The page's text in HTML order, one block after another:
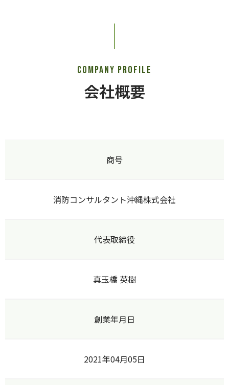
COMPANY PROFILE
会社概要
商号
消防コンサルタント沖縄株式会社
代表取締役
真玉橋 英樹
創業年月日
2021年04月05日